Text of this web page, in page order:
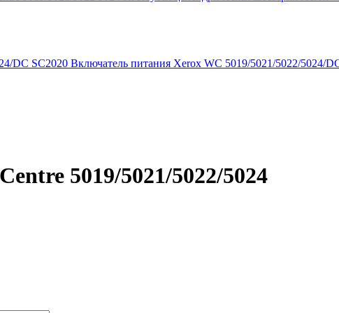
Включатель питания Xerox WC 5019/5021/5022/5024/
5019/5021/5022/5024